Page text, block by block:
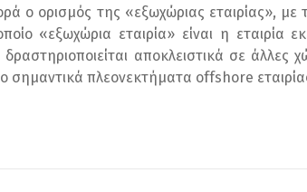
ο ορισμός της «εξωχώριας εταιρίας», με
«εξωχώρια εταιρία» είναι η εταιρία
αποκλειστικά σε άλλες
σημαντικά πλεονεκτήματα offshore